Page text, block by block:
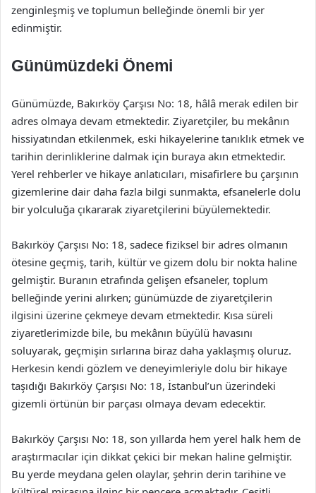
zenginleşmiş ve toplumun belleğinde önemli bir yer
edinmiştir.
Günümüzdeki Önemi
Günümüzde, Bakırköy Çarşısı No: 18, hâlâ merak edilen bir
adres olmaya devam etmektedir. Ziyaretçiler, bu mekânın
hissiyatından etkilenmek, eski hikayelerine tanıklık etmek ve
tarihin derinliklerine dalmak için buraya akın etmektedir.
Yerel rehberler ve hikaye anlatıcıları, misafirlere bu çarşının
gizemlerine dair daha fazla bilgi sunmakta, efsanelerle dolu
bir yolculuğa çıkararak ziyaretçilerini büyülemektedir.
Bakırköy Çarşısı No: 18, sadece fiziksel bir adres olmanın
ötesine geçmiş, tarih, kültür ve gizem dolu bir nokta haline
gelmiştir. Buranın etrafında gelişen efsaneler, toplum
belleğinde yerini alırken; günümüzde de ziyaretçilerin
ilgisini üzerine çekmeye devam etmektedir. Kısa süreli
ziyaretlerimizde bile, bu mekânın büyülü havasını
soluyarak, geçmişin sırlarına biraz daha yaklaşmış oluruz.
Herkesin kendi gözlem ve deneyimleriyle dolu bir hikaye
taşıdığı Bakırköy Çarşısı No: 18, İstanbul’un üzerindeki
gizemli örtünün bir parçası olmaya devam edecektir.
Bakırköy Çarşısı No: 18, son yıllarda hem yerel halk hem de
araştırmacılar için dikkat çekici bir mekan haline gelmiştir.
Bu yerde meydana gelen olaylar, şehrin derin tarihine ve